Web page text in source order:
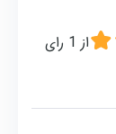
از 1 رای